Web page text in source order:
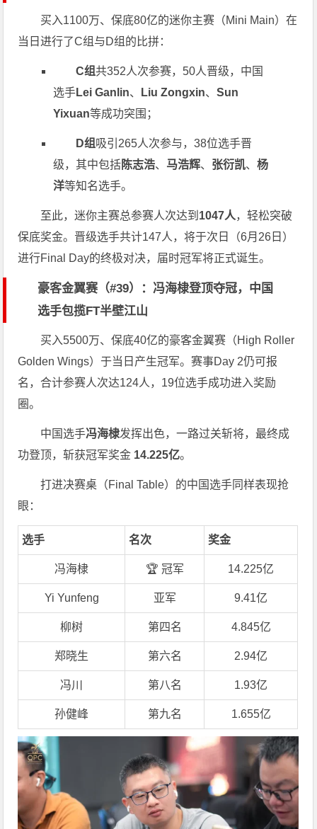
买入1100万、保底80亿的迷你主赛（Mini Main）在
当日进行了C组与D组的比拼：
C组共352人次参赛，50人晋级，中国
选手Lei Ganlin、 Liu Zongxin、Sun
Yixuan等成功突围；
D组 吸引265人次参与，38位选手晋
级，其中包括陈志浩、 马浩辉、 张衍凯、杨
洋等知名选手。
至此，迷你主赛总参赛人次达到 1047人，轻松突破
保底奖金。晋级选手共计147人，将于次日（6月26日）
进行Final Day的终极对决，届时冠军将正式诞生。
豪客金翼赛（#39）：冯海棣登顶夺冠，中国
选手包揽FT半壁江山
买入5500万、保底40亿的豪客金翼赛（High Roller
Golden Wings）于当日产生冠军。赛事Day 2仍可报
名，合计参赛人次达124人，19位选手成功进入奖励
圈。
中国选手冯海棣发挥出色，一路过关斩将，最终成
功登顶，斩获冠军奖金 14.225亿。
打进决赛桌（Final Table）的中国选手同样表现抢
眼：
选手 名次 奖金
冯海棣 🏆 冠军 14.225亿
Yi Yunfeng 亚军 9.41亿
柳树 第四名 4.845亿
郑晓生 第六名 2.94亿
冯川 第八名 1.93亿
孙健峰 第九名 1.655亿